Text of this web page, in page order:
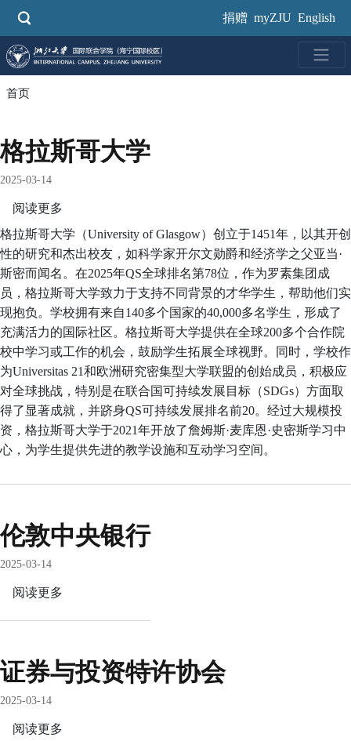
捐赠 myZJU English
首页
格拉斯哥大学
2025-03-14
阅读更多
于
格
斯
哥
大
学
格拉斯哥大学（University of Glasgow）创立于1451年，以其开创
性的研究和杰出校友，如科学家开尔文勋爵和经济学之父亚当·
斯密而闻名。在2025年QS全球排名第78位，作为罗素集团成
员，格拉斯哥大学致力于支持不同背景的才华学生，帮助他们实
现抱负。学校拥有来自140多个国家的40,000多名学生，形成了
充满活力的国际社区。格拉斯哥大学提供在全球200多个合作院
校中学习或工作的机会，鼓励学生拓展全球视野。同时，学校作
为Universitas 21和欧洲研究密集型大学联盟的创始成员，积极应
对全球挑战，特别是在联合国可持续发展目标（SDGs）方面取
得了显著成就，并跻身QS可持续发展排名前20。经过大规模投
资，格拉斯哥大学于2021年开放了詹姆斯·麦库恩·史密斯学习中
心，为学生提供先进的教学设施和互动学习空间。
伦敦中央银行
2025-03-14
阅读更多
中
证券与投资特许协会
2025-03-14
阅读更多